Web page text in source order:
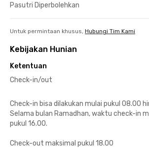
Pasutri Diperbolehkan
Untuk permintaan khusus, Hubungi Tim Kami
Kebijakan Hunian
Ketentuan
Check-in/out
Check-in bisa dilakukan mulai pukul 08.00
Selama bulan Ramadhan, waktu check-in
pukul 16.00.
Check-out maksimal pukul 18.00